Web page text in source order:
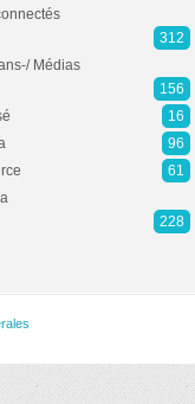
312
Médias
156
16
96
61
228